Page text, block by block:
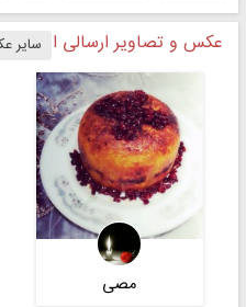
عکس و تصاویر ارسالی از ته
سایر
مصی